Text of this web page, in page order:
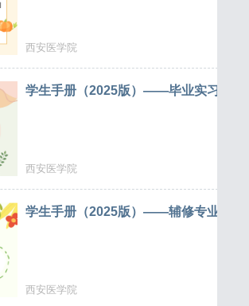
西安医学院
学生手册（2025版）——毕业实习学生
西安医学院
学生手册（2025版）——辅修专业管理
西安医学院